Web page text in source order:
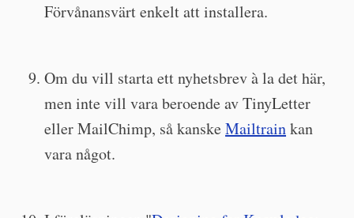
Förvånansvärt enkelt att installera.
Om du vill starta ett nyhetsbrev à la det här,
men inte vill vara beroende av TinyLetter
eller MailChimp, så kanskeMailtrainkan
vara något.